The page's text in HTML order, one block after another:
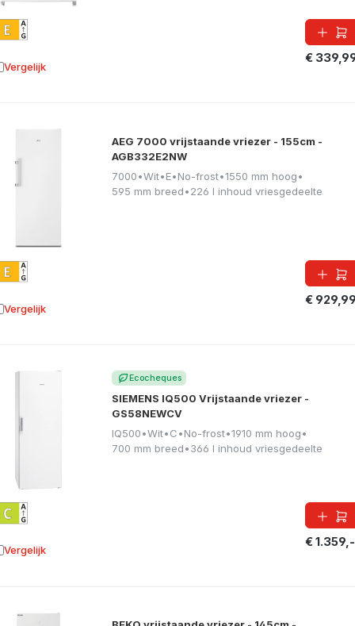
€
Vergelijk aan vergelijking
AEG 7000 vrijstaande vriezer - 155cm -
AGB332E2NW
7000•Wit•E•No-frost•1550 mm hoog•
595 mm breed•226 l inhoud vriesgedeelte
€
Vergelijk aan vergelijking
Ecocheques
SIEMENS IQ500 Vrijstaande vriezer -
GS58NEWCV
IQ500•Wit•C•No-frost•1910 mm hoog•
700 mm breed•366 l inhoud vriesgedeelte
€ 1.359,-
Vergelijk aan vergelijking